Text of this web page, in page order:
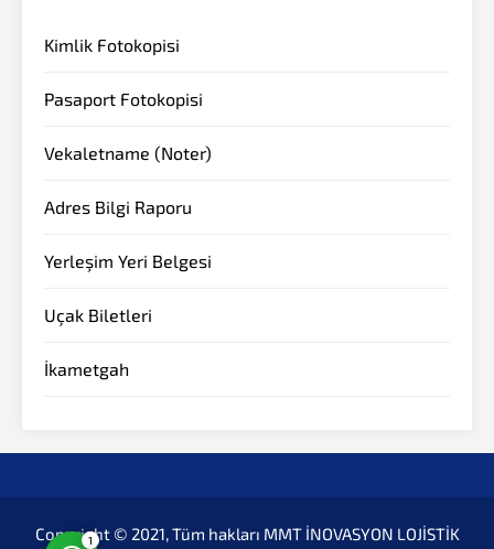
Kimlik Fotokopisi
Pasaport Fotokopisi
Vekaletname (Noter)
Adres Bilgi Raporu
Yerleşim Yeri Belgesi
Uçak Biletleri
İkametgah
Copyright © 2021, Tüm hakları MMT İNOVASYON LOJİSTİK
Müşteri Temsilcisi
1